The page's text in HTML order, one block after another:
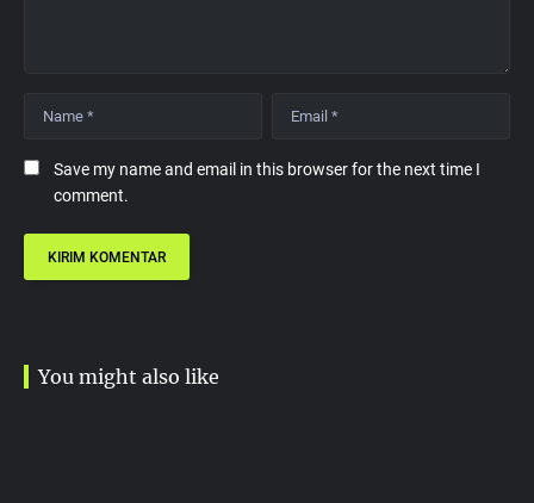
Save my name and email in this browser for the next time I
comment.
You might also like